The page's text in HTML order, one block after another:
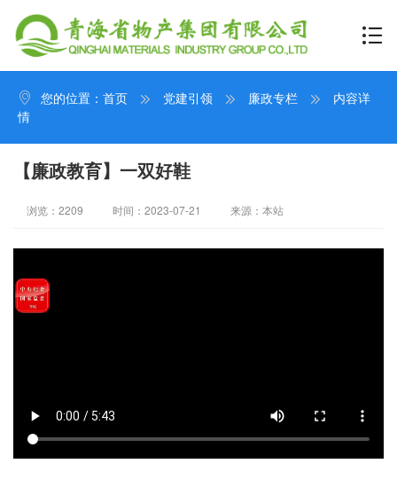
您的位置： 首页 党建引领 廉政专栏
内容详
情
【廉政教育】一双好鞋
浏览：2209 时间：2023-07-21 来源：本站